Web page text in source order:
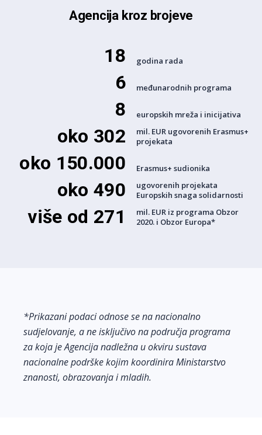
Agencija kroz brojeve
18 godina rada
6 međunarodnih programa
8 europskih mreža i inicijativa
oko 302
mil. EUR ugovorenih Erasmus+
projekata
oko 150.000 Erasmus+ sudionika
oko 490
ugovorenih projekata
Europskih snaga solidarnosti
više od 271
mil. EUR iz programa Obzor
2020. i Obzor Europa*
*Prikazani podaci odnose se na nacionalno
sudjelovanje, a ne isključivo na područja programa
za koja je Agencija nadležna u okviru sustava
nacionalne podrške kojim koordinira Ministarstvo
znanosti, obrazovanja i mladih.